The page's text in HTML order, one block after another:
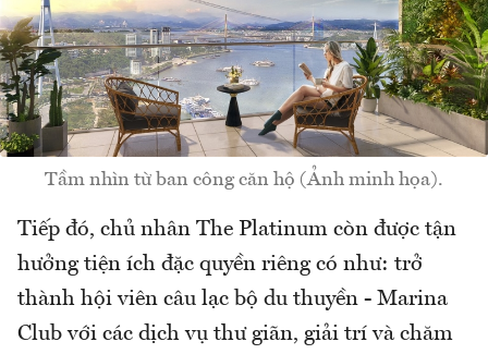
Tầm nhìn từ ban công căn hộ (Ảnh minh họa).
Tiếp đó, chủ nhân The Platinum còn được tận
hưởng tiện ích đặc quyền riêng có như: trở
thành hội viên câu lạc bộ du thuyền - Marina
Club với các dịch vụ thư giãn, giải trí và chăm